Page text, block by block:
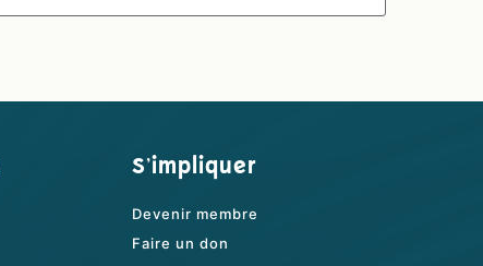
S'impliquer
Devenir membre
Faire un don